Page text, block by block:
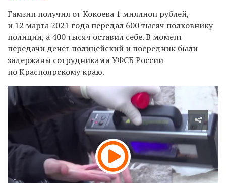
Гамзин получил от Кокоева 1 миллион рублей,
и 12 марта 2021 года передал 600 тысяч полковнику
полиции, а 400 тысяч оставил себе. В момент
передачи денег полицейский и посредник были
задержаны сотрудниками УФСБ России
по Красноярскому краю.